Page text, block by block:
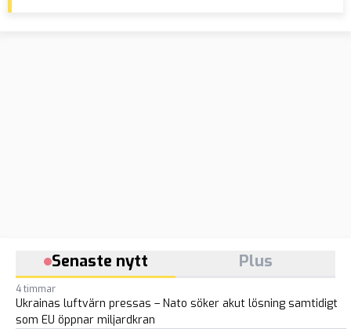
Senaste nytt Plus
4 timmar
Ukrainas luftvärn pressas – Nato söker akut lösning samtidigt
som EU öppnar miljardkran